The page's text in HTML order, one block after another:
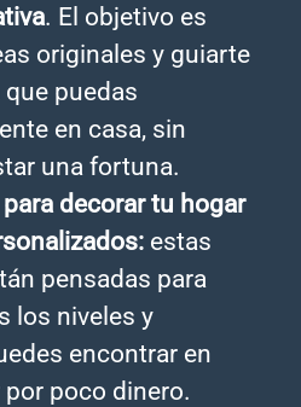
. El objetivo es
originales y guiarte
puedas
en casa, sin
una fortuna.
decorar tu hogar
estas
pensadas para
los niveles y
encontrar en
poco dinero.